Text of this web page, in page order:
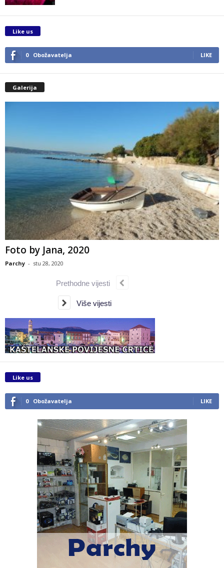
Like us
0 Obožavatelja LIKE
Galerija
Foto by Jana, 2020
Parchy - stu 28, 2020
Prethodne vijesti
Više vijesti
Like us
0 Obožavatelja LIKE